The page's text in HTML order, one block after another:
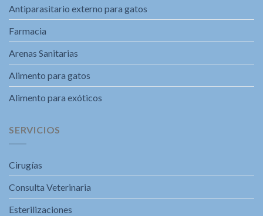
Antiparasitario externo para gatos
Farmacia
Arenas Sanitarias
Alimento para gatos
Alimento para exóticos
SERVICIOS
Cirugías
Consulta Veterinaria
Esterilizaciones